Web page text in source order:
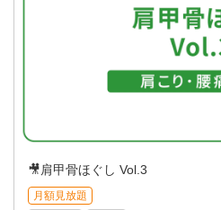
🎥肩甲骨ほぐし Vol.3
月額見放題